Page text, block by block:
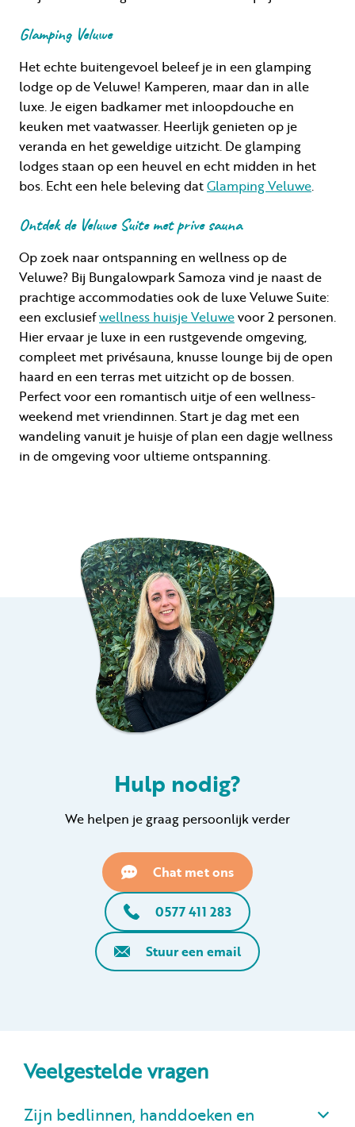
Glamping Veluwe
Het echte buitengevoel beleef je in een glamping
lodge op de Veluwe! Kamperen, maar dan in alle
luxe. Je eigen badkamer met inloopdouche en
keuken met vaatwasser. Heerlijk genieten op je
veranda en het geweldige uitzicht. De glamping
lodges staan op een heuvel en echt midden in het
bos. Echt een hele beleving datGlamping Veluwe.
Ontdek de Veluwe Suite met prive sauna
Op zoek naar ontspanning en wellness op de
Veluwe? Bij Bungalowpark Samoza vind je naast de
prachtige accommodaties ook de luxe Veluwe Suite:
een exclusiefwellness huisje Veluwevoor 2 personen.
Hier ervaar je luxe in een rustgevende omgeving,
compleet met privésauna, knusse lounge bij de open
haard en een terras met uitzicht op de bossen.
Perfect voor een romantisch uitje of een wellness-
weekend met vriendinnen. Start je dag met een
wandeling vanuit je huisje of plan een dagje wellness
in de omgeving voor ultieme ontspanning.
Hulp nodig?
We helpen je graag persoonlijk verder
Chat met ons
0577 411 283
Stuur een email
Veelgestelde vragen
Zijn bedlinnen, handdoeken en